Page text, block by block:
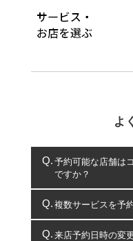
よ
予約可能な店舗は
ですか？
コクピット・タイ
複数サービスを予
複数サービスのご
来店予約日時の変